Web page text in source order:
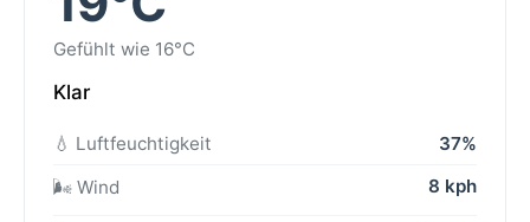
Gefühlt wie 16°C
Klar
💧 Luftfeuchtigkeit
37%
🌬️ Wind
8 kph